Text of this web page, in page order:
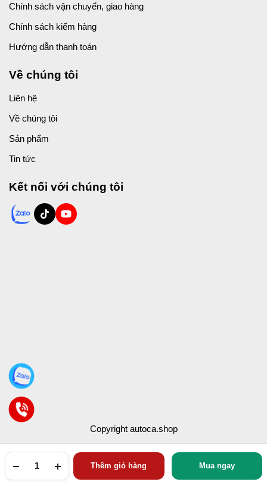
Thêm giỏ hàng Mua ngay
Chính sách vận chuyển, giao hàng
Chính sách kiểm hàng
Hướng dẫn thanh toán
Về chúng tôi
Liên hệ
Về chúng tôi
Sản phẩm
Tin tức
Kết nối với chúng tôi
Copyright autoca.shop